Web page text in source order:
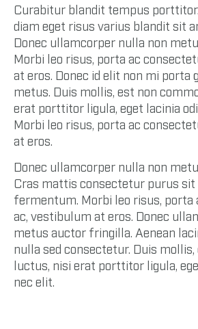
Curabitur blandit tempus
diam eget risus varius blandit sit
Donec ullamcorper nulla non
Morbi leo risus, porta ac
at eros. Donec id elit non mi porta
metus. Duis mollis, est non
erat porttitor ligula, eget lacinia
Morbi leo risus, porta ac
at eros.
Donec ullamcorper nulla non
Cras mattis consectetur purus sit
fermentum. Morbi leo risus, porta
ac, vestibulum at eros. Donec
metus auctor fringilla. Aenean
nulla sed consectetur. Duis
luctus, nisi erat porttitor ligula,
nec elit.